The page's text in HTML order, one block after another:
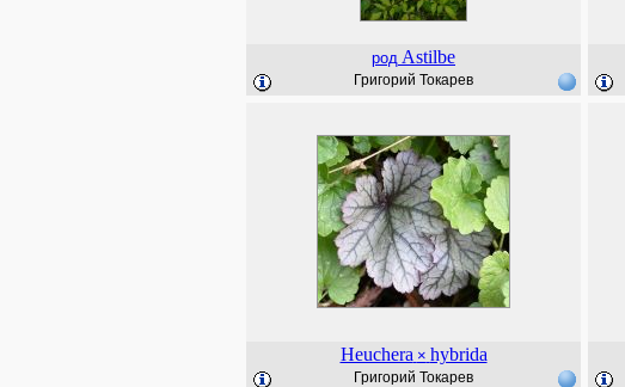
род Astilbe
Григорий Токарев
Heuchera × hybrida
Григорий Токарев